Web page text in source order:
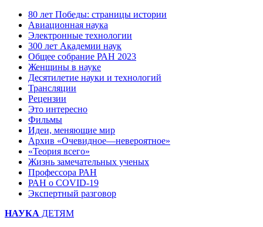
80 лет Победы: страницы истории
Авиационная наука
Электронные технологии
300 лет Академии наук
Общее собрание РАН 2023
Женщины в науке
Десятилетие науки и технологий
Трансляции
Рецензии
Это интересно
Фильмы
Идеи, меняющие мир
Архив «Очевидное—невероятное»
«Теория всего»
Жизнь замечательных ученых
Профессора РАН
РАН о COVID-19
Экспертный разговор
НАУКА ДЕТЯМ